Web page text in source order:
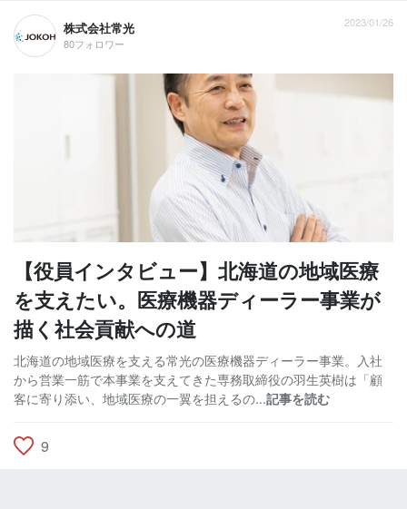
株式会社常光
80フォロワー
2023/01/26
【役員インタビュー】北海道の地域医療
を支えたい。医療機器ディーラー事業が
描く社会貢献への道
北海道の地域医療を支える常光の医療機器ディーラー事業。入社
から営業一筋で本事業を支えてきた専務取締役の羽生英樹は「顧
客に寄り添い、地域医療の一翼を担えるの...記事を読む
9